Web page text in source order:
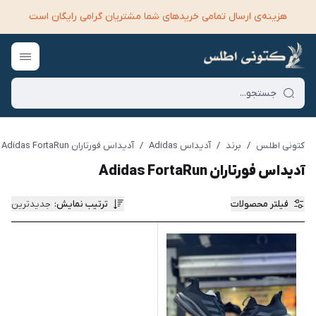
هزینه‌ی ارسال تمامی خرید‌های شما مشتریان گرامی رایگان است
کتونی اطلس / برند / آدیداس Adidas / آدیداس فورتاران Adidas FortaRun
آدیداس فورتاران Adidas FortaRun
فیلتر محصولات ترتیب نمایش: جدیدترین